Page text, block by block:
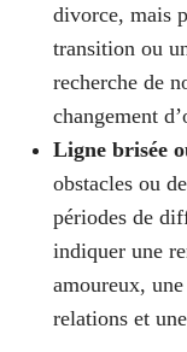
divorce, mais
transition ou
recherche de
changement
Ligne brisée
obstacles ou
périodes de
indiquer une
amoureux,
relations et